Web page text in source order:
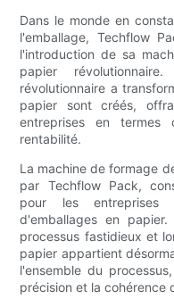
Dans le monde en
l'emballage, Techflow
l'introduction de sa
papier
révolutionnaire a
papier sont créés,
entreprises en
rentabilité.
La machine de formage
par Techflow Pack,
pour les entreprises
d'emballages en
processus fastidieux et
papier appartient
l'ensemble du
précision et la cohérence